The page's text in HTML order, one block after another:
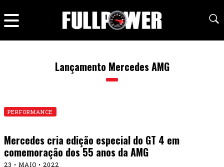
Lançamento Mercedes AMG
PERFORMANCE
Mercedes cria edição especial do GT 4 em
comemoração dos 55 anos da AMG
23 • MAIO • 2022